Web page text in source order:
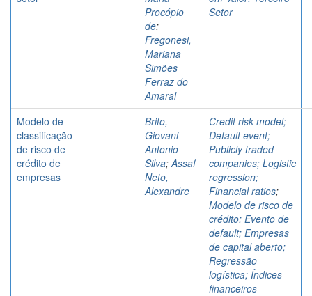
Procópio
de;
Fregonesi,
Mariana
Simões
Ferraz do
Amaral
Setor
Modelo de
classificação
de risco de
crédito de
empresas
-
Brito,
Giovani
Antonio
Silva; Assaf
Neto,
Alexandre
Credit risk model;
Default event;
Publicly traded
companies; Logistic
regression;
Financial ratios;
Modelo de risco de
crédito; Evento de
default; Empresas
de capital aberto;
Regressão
logística; Índices
financeiros
-